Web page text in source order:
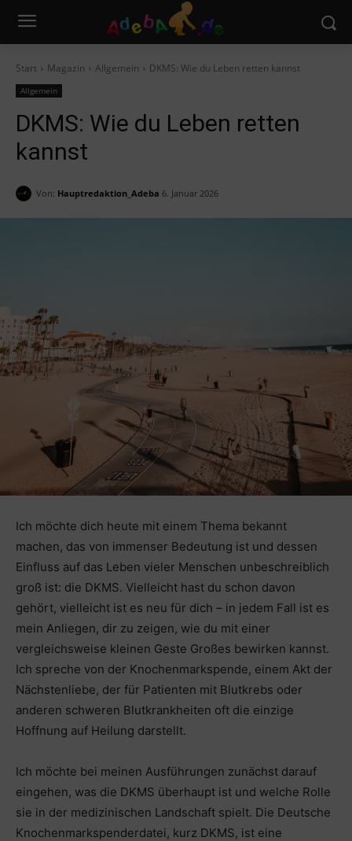
Start Magazin Allgemein DKMS: Wie du Leben retten kannst
Allgemein
DKMS: Wie du Leben retten
kannst
Von: Hauptredaktion_Adeba 6. Januar 2026
Ich möchte dich heute mit einem Thema bekannt
machen, das von immenser Bedeutung ist und dessen
Einfluss auf das Leben vieler Menschen unbeschreiblich
groß ist: die DKMS. Vielleicht hast du schon davon
gehört, vielleicht ist es neu für dich – in jedem Fall ist es
mein Anliegen, dir zu zeigen, wie du mit einer
vergleichsweise kleinen Geste Großes bewirken kannst.
Ich spreche von der Knochenmarkspende, einem Akt der
Nächstenliebe, der für Patienten mit Blutkrebs oder
anderen schweren Blutkrankheiten oft die einzige
Hoffnung auf Heilung darstellt.
Ich möchte bei meinen Ausführungen zunächst darauf
eingehen, was die DKMS überhaupt ist und welche Rolle
sie in der medizinischen Landschaft spielt. Die Deutsche
Knochenmarkspenderdatei, kurz DKMS, ist eine